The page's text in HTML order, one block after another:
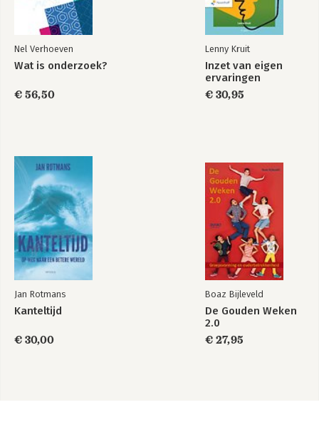
Nel Verhoeven
Wat is onderzoek?
€ 56,50
Lenny Kruit
Inzet van eigen
ervaringen
€ 30,95
Jan Rotmans
Kanteltijd
€ 30,00
Boaz Bijleveld
De Gouden Weken
2.0
€ 27,95